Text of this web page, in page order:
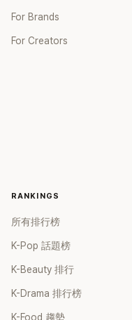
For Brands
For Creators
RANKINGS
所有排行榜
K-Pop 話題榜
K-Beauty 排行
K-Drama 排行榜
K-Food 趨勢